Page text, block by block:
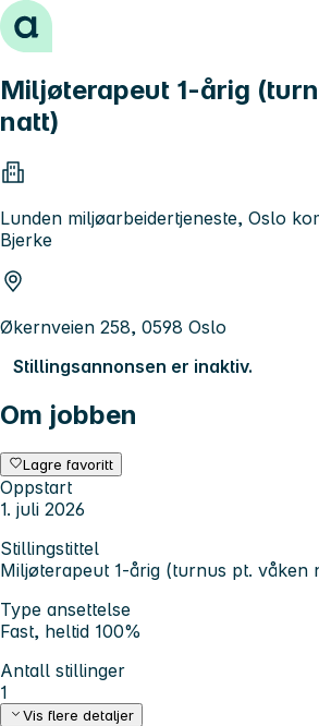
Hopp til innhold
Miljøterapeut 1-årig
natt)
Lunden miljøarbeidertjeneste, Oslo
Bjerke
Økernveien 258, 0598 Oslo
Stillingsannonsen er inaktiv.
Om jobben
Lagre favoritt
Oppstart
1. juli 2026
Stillingstittel
Miljøterapeut 1-årig (turnus pt. våken
Type ansettelse
Fast, heltid 100%
Antall stillinger
1
Vis flere detaljer